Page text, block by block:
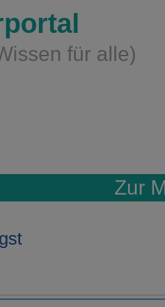
für alle)
Zur